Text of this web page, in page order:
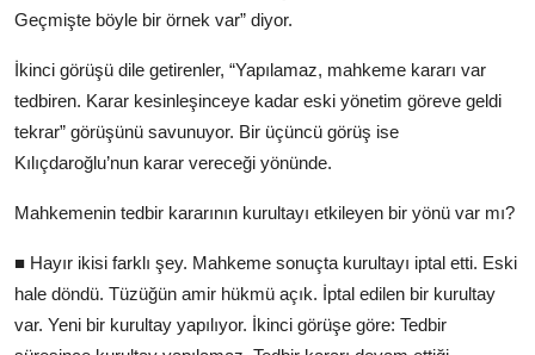
Geçmişte böyle bir örnek var” diyor.
İkinci görüşü dile getirenler, “Yapılamaz, mahkeme kararı var
tedbiren. Karar kesinleşinceye kadar eski yönetim göreve geldi
tekrar” görüşünü savunuyor. Bir üçüncü görüş ise
Kılıçdaroğlu’nun karar vereceği yönünde.
Mahkemenin tedbir kararının kurultayı etkileyen bir yönü var mı?
■ Hayır ikisi farklı şey. Mahkeme sonuçta kurultayı iptal etti. Eski
hale döndü. Tüzüğün amir hükmü açık. İptal edilen bir kurultay
var. Yeni bir kurultay yapılıyor. İkinci görüşe göre: Tedbir